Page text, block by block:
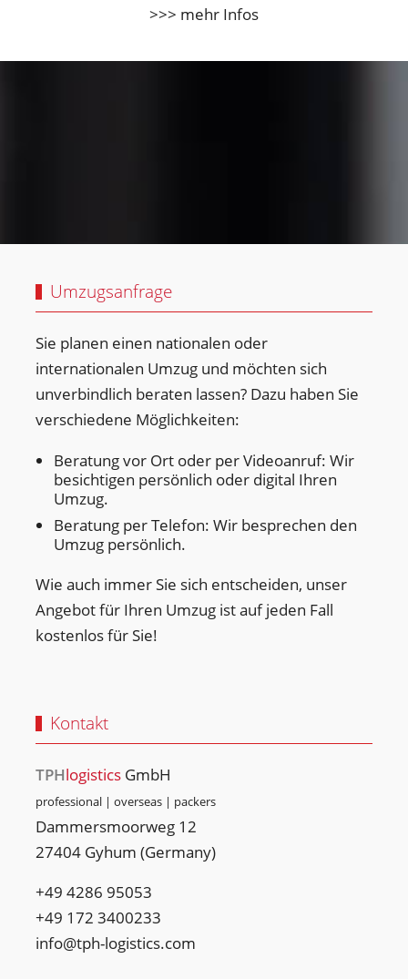
>>> mehr Infos
Umzugsanfrage
Sie planen einen nationalen oder
internationalen Umzug und möchten sich
unverbindlich beraten lassen? Dazu haben Sie
verschiedene Möglichkeiten:
Beratung vor Ort oder per Videoanruf: Wir
besichtigen persönlich oder digital Ihren
Umzug.
Beratung per Telefon: Wir besprechen den
Umzug persönlich.
Wie auch immer Sie sich entscheiden, unser
Angebot für Ihren Umzug ist auf jeden Fall
kostenlos für Sie!
Kontakt
TPHlogistics GmbH
professional | overseas | packers
Dammersmoorweg 12
27404 Gyhum (Germany)
+49 4286 95053
+49 ‭172 3400233‬
info@tph-logistics.com